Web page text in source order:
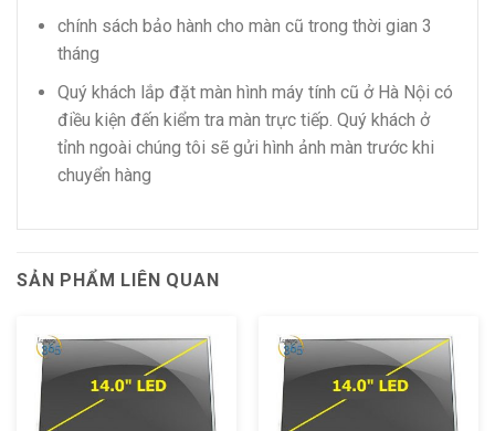
chính sách bảo hành cho màn cũ trong thời gian 3
tháng
Quý khách lắp đặt màn hình máy tính cũ ở Hà Nội có
điều kiện đến kiểm tra màn trực tiếp. Quý khách ở
tỉnh ngoài chúng tôi sẽ gửi hình ảnh màn trước khi
chuyển hàng
SẢN PHẨM LIÊN QUAN